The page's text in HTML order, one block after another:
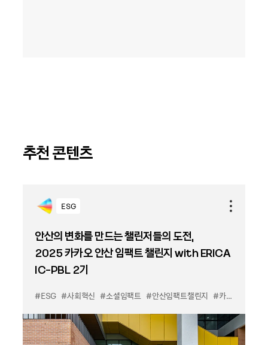
추천 콘텐츠
ESG
안산의 변화를 만드는 챌린저들의 도전,
2025 카카오 안산 임팩트 챌린지 with ERICA
IC-PBL 2기
#ESG #사회혁신 #소셜임팩트 #안산임팩트챌린지 #카카오데이터센터안산